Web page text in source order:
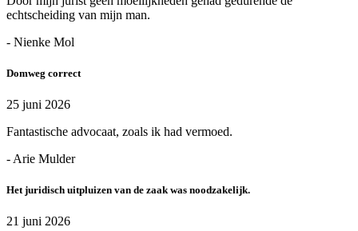
echtscheiding van mijn man.
- Nienke Mol
Domweg correct
25 juni 2026
Fantastische advocaat, zoals ik had vermoed.
- Arie Mulder
Het juridisch uitpluizen van de zaak was noodzakelijk.
21 juni 2026